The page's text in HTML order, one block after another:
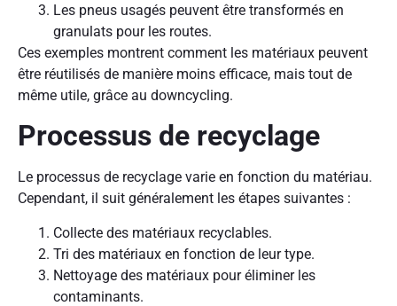
Les pneus usagés peuvent être transformés en
granulats pour les routes.
Ces exemples montrent comment les matériaux peuvent
être réutilisés de manière moins efficace, mais tout de
même utile, grâce au downcycling.
Processus de recyclage
Le processus de recyclage varie en fonction du matériau.
Cependant, il suit généralement les étapes suivantes :
Collecte des matériaux recyclables.
Tri des matériaux en fonction de leur type.
Nettoyage des matériaux pour éliminer les
contaminants.